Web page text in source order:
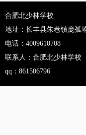
合肥北少林学校
地址：长丰县朱巷镇庞孤
电话：4009610708
联系人：合肥北少林学校
qq：861506796